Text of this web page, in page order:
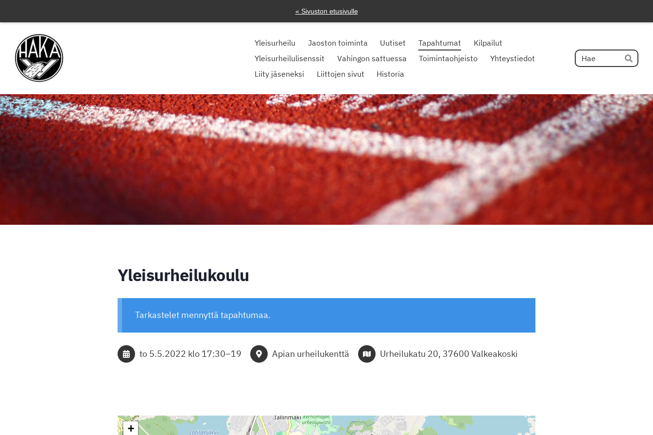
sivun
sisältöön
« Sivuston etusivulle
Valkeakosken Haka
Yleisurheilu Jaoston toiminta Uutiset Tapahtumat
Kilpailut
Yleisurheilulisenssit
Vahingon sattuessa Toimintaohjeisto
Yhteystiedot
Liity jäseneksi
Liittojen sivut Historia
Hae
Yleisurheilukoulu
Tarkastelet mennyttä tapahtumaa.
to 5.5.2022 klo 17:30–19 Apian urheilukenttä Urheilukatu 20, 37600 Valkeakoski
+